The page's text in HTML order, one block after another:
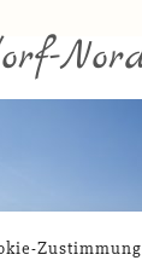
Zustimmung